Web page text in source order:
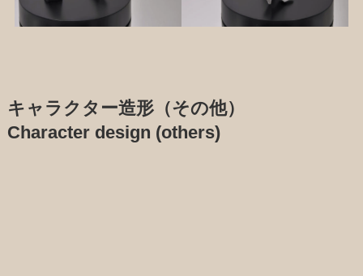
キャラクター造形（その他）
Character design (others)